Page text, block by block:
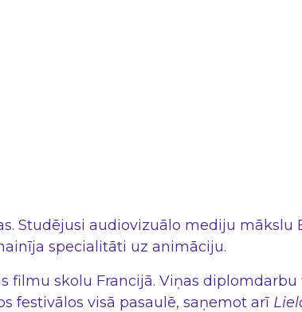
Studējusi audiovizuālo mediju
specialitāti uz animāciju.
filmu skolu Francijā. Viņas
festivālos visā pasaulē, saņemot arī